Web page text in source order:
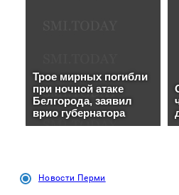
Новости Перми